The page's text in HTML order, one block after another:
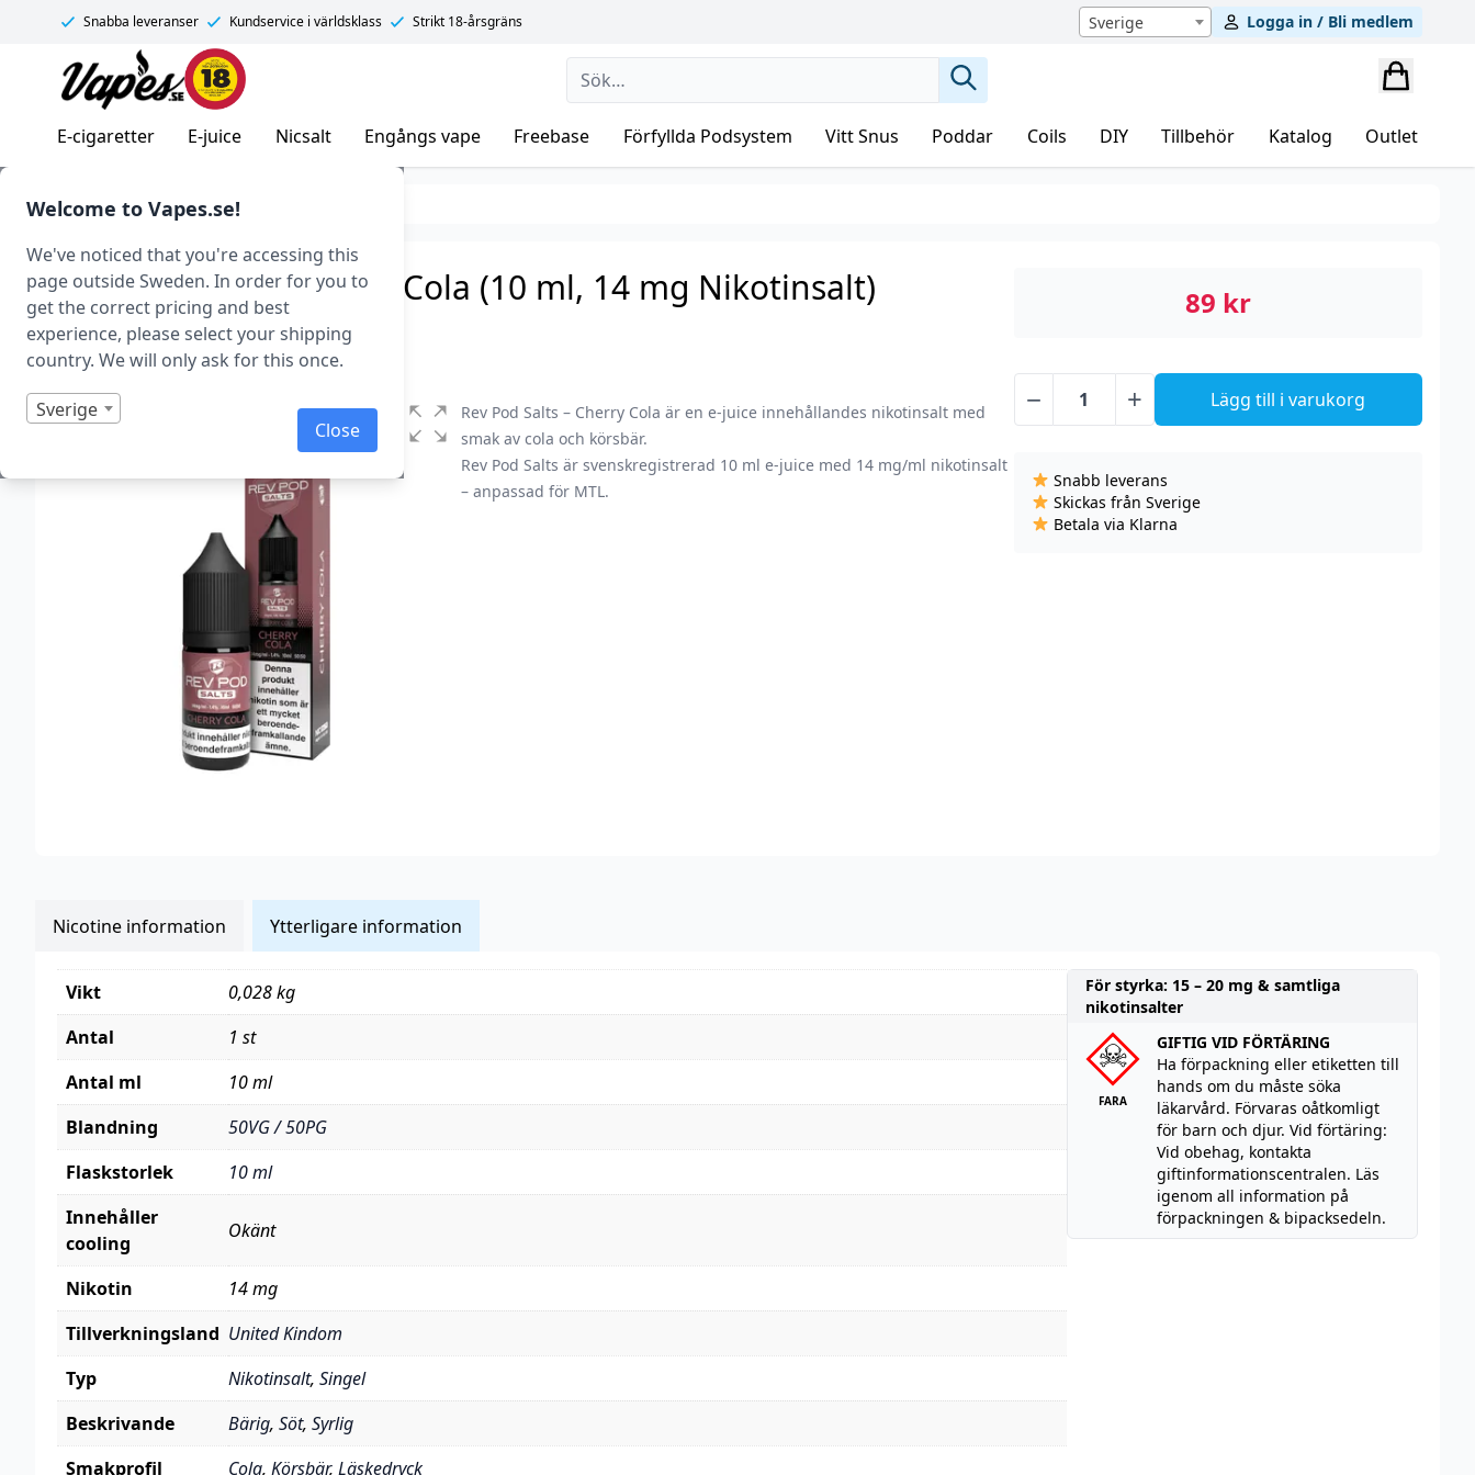
Welcome to Vapes.se!
We've noticed that you're accessing this
page outside Sweden. In order for you to
get the correct pricing and best
experience, please select your shipping
country. We will only ask for this once.
Sverige
Close
Snabba leveranser Kundservice i världsklass Strikt 18-årsgräns Sverige Logga in / Bli medlem
Vapes.se
E-cigaretter E-juice Nicsalt Engångs vape Freebase Förfyllda Podsystem Vitt Snus Poddar Coils DIY Tillbehör Katalog Outlet
E-juice E-juice med nikotin
Rev Pod Salts – Cherry Cola (10 ml, 14 mg Nikotinsalt)
Art.nr: 43557
I lager
Rev Pod Salts – Cherry Cola är en e-juice innehållandes nikotinsalt med
smak av cola och körsbär.
Rev Pod Salts är svenskregistrerad 10 ml e-juice med 14 mg/ml nikotinsalt
– anpassad för MTL.
89 kr
−
-
Cherry
+ Lägg till i varukorg
Snabb leverans
Skickas från Sverige
Betala via Klarna
Nicotine information Ytterligare information
För styrka: 15 – 20 mg & samtliga
nikotinsalter
FARA
GIFTIG VID FÖRTÄRING
Ha förpackning eller etiketten till
hands om du måste söka
läkarvård. Förvaras oåtkomligt
för barn och djur. Vid förtäring:
Vid obehag, kontakta
giftinformationscentralen. Läs
igenom all information på
förpackningen & bipacksedeln.
Vikt
0,028 kg
Antal
1 st
Antal ml
10 ml
Blandning
50VG / 50PG
Flaskstorlek
10 ml
Innehåller
cooling
Okänt
Nikotin
14 mg
Tillverkningsland United Kindom
Typ
Nikotinsalt, Singel
Beskrivande
Bärig, Söt, Syrlig
Smakprofil
Cola, Körsbär, Läskedryck